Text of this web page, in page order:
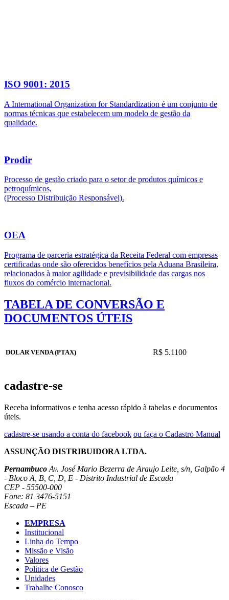
ISO 9001: 2015
A International Organization for Standardization é um conjunto de
normas técnicas que estabelecem um modelo de gestão da
qualidade.
Prodir
Processo de gestão criado para o setor de produtos químicos e
petroquímicos,
(Processo Distribuição Responsável).
OEA
Programa de parceria estratégica da Receita Federal com empresas
certificadas onde são oferecidos benefícios pela Aduana Brasileira,
relacionados à maior agilidade e previsibilidade das cargas nos
fluxos do comércio internacional.
TABELA DE CONVERSÃO E
DOCUMENTOS ÚTEIS
DOLAR VENDA (PTAX) R$ 5.1100
cadastre-se
Receba informativos e tenha acesso rápido à tabelas e documentos
úteis.
cadastre-se usando a conta do facebook ou faça o Cadastro Manual
ASSUNÇÃO DISTRIBUIDORA LTDA.
Pernambuco Av. José Mario Bezerra de Araujo Leite, s/n, Galpão 4
- Bloco A, B, C, D, E - Distrito Industrial de Escada
CEP - 55500-000
Fone: 81 3476-5151
Escada – PE
EMPRESA
Institucional
Linha do Tempo
Missão e Visão
Valores
Politica de Gestão
Unidades
Trabalhe Conosco